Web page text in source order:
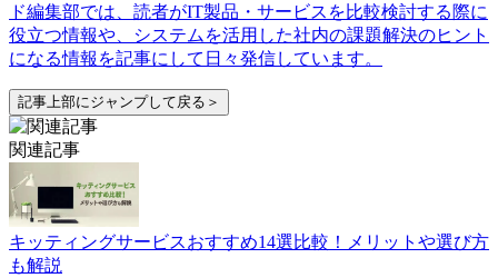
ド編集部では、読者がIT製品・サービスを比較検討する際に
役立つ情報や、システムを活用した社内の課題解決のヒント
になる情報を記事にして日々発信しています。
記事上部にジャンプして戻る＞
関連記事
キッティングサービスおすすめ14選比較！メリットや選び方
も解説